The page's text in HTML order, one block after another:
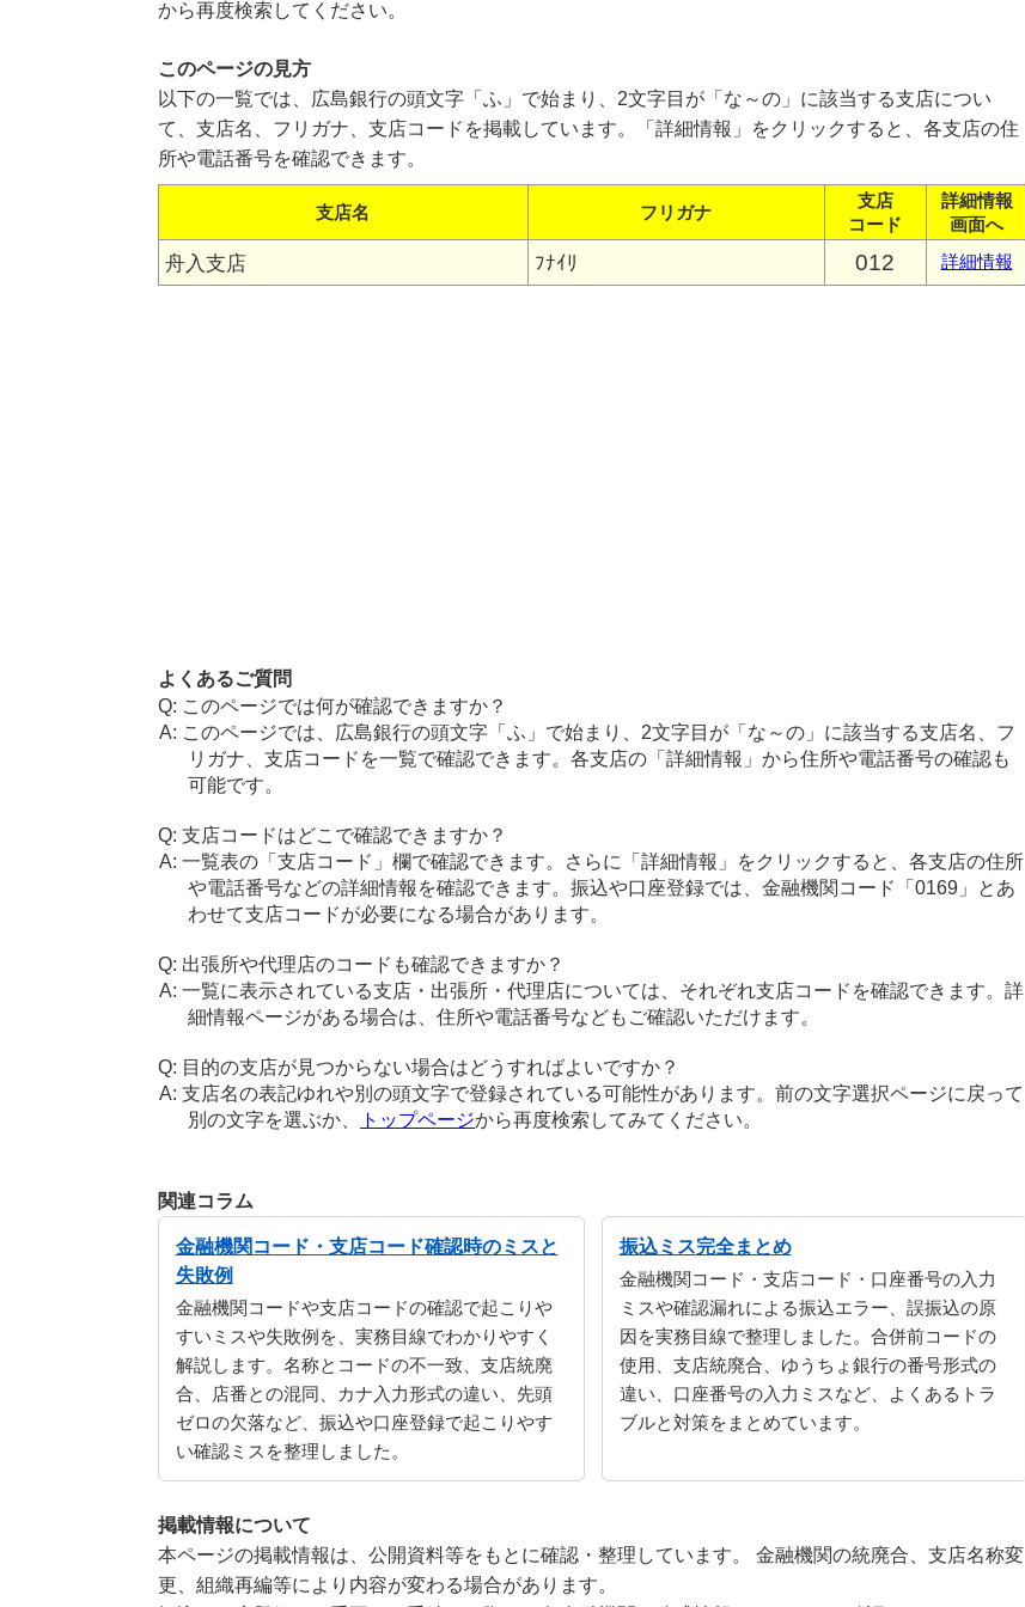
から再度検索してください。
このページの見方
以下の一覧では、広島銀行の頭文字「ふ」で始まり、2文字目が「な～の」に該当する支店につい
て、支店名、フリガナ、支店コードを掲載しています。「詳細情報」をクリックすると、各支店の住
所や電話番号を確認できます。
支店名 フリガナ
支店
コード
詳細情報
画面へ
舟入支店 ﾌﾅｲﾘ 012 詳細情報
よくあるご質問
このページでは何が確認できますか？
このページでは、広島銀行の頭文字「ふ」で始まり、2文字目が「な～の」に該当する支店名、フ
リガナ、支店コードを一覧で確認できます。各支店の「詳細情報」から住所や電話番号の確認も
可能です。
支店コードはどこで確認できますか？
一覧表の「支店コード」欄で確認できます。さらに「詳細情報」をクリックすると、各支店の住所
や電話番号などの詳細情報を確認できます。振込や口座登録では、金融機関コード「0169」とあ
わせて支店コードが必要になる場合があります。
出張所や代理店のコードも確認できますか？
一覧に表示されている支店・出張所・代理店については、それぞれ支店コードを確認できます。詳
細情報ページがある場合は、住所や電話番号などもご確認いただけます。
目的の支店が見つからない場合はどうすればよいですか？
支店名の表記ゆれや別の頭文字で登録されている可能性があります。前の文字選択ページに戻って
別の文字を選ぶか、
トップページから再度検索してみてください。
関連コラム
金融機関コード・支店コード確認時のミスと
失敗例
金融機関コードや支店コードの確認で起こりや
すいミスや失敗例を、実務目線でわかりやすく
解説します。名称とコードの不一致、支店統廃
合、店番との混同、カナ入力形式の違い、先頭
ゼロの欠落など、振込や口座登録で起こりやす
い確認ミスを整理しました。
振込ミス完全まとめ
金融機関コード・支店コード・口座番号の入力
ミスや確認漏れによる振込エラー、誤振込の原
因を実務目線で整理しました。合併前コードの
使用、支店統廃合、ゆうちょ銀行の番号形式の
違い、口座番号の入力ミスなど、よくあるトラ
ブルと対策をまとめています。
掲載情報について
本ページの掲載情報は、公開資料等をもとに確認・整理しています。 金融機関の統廃合、支店名称変
更、組織再編等により内容が変わる場合があります。